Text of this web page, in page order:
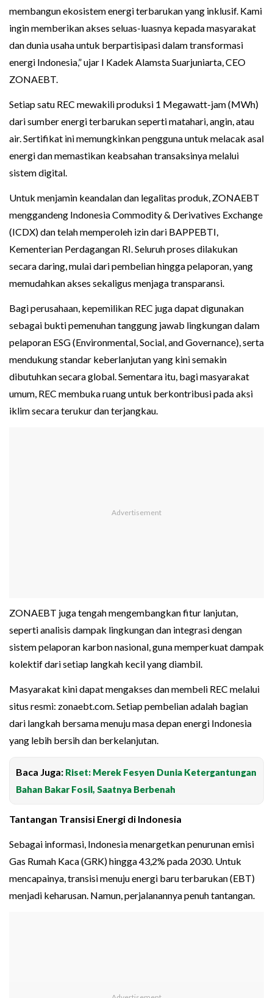
membangun ekosistem energi terbarukan yang inklusif. Kami
ingin memberikan akses seluas-luasnya kepada masyarakat
dan dunia usaha untuk berpartisipasi dalam transformasi
energi Indonesia,” ujar I Kadek Alamsta Suarjuniarta, CEO
ZONAEBT.
Setiap satu REC mewakili produksi 1 Megawatt-jam (MWh)
dari sumber energi terbarukan seperti matahari, angin, atau
air. Sertifikat ini memungkinkan pengguna untuk melacak asal
energi dan memastikan keabsahan transaksinya melalui
sistem digital.
Untuk menjamin keandalan dan legalitas produk, ZONAEBT
menggandeng Indonesia Commodity & Derivatives Exchange
(ICDX) dan telah memperoleh izin dari BAPPEBTI,
Kementerian Perdagangan RI. Seluruh proses dilakukan
secara daring, mulai dari pembelian hingga pelaporan, yang
memudahkan akses sekaligus menjaga transparansi.
Bagi perusahaan, kepemilikan REC juga dapat digunakan
sebagai bukti pemenuhan tanggung jawab lingkungan dalam
pelaporan ESG (Environmental, Social, and Governance), serta
mendukung standar keberlanjutan yang kini semakin
dibutuhkan secara global. Sementara itu, bagi masyarakat
umum, REC membuka ruang untuk berkontribusi pada aksi
iklim secara terukur dan terjangkau.
ZONAEBT juga tengah mengembangkan fitur lanjutan,
seperti analisis dampak lingkungan dan integrasi dengan
sistem pelaporan karbon nasional, guna memperkuat dampak
kolektif dari setiap langkah kecil yang diambil.
Masyarakat kini dapat mengakses dan membeli REC melalui
situs resmi: zonaebt.com. Setiap pembelian adalah bagian
dari langkah bersama menuju masa depan energi Indonesia
yang lebih bersih dan berkelanjutan.
Baca Juga: Riset: Merek Fesyen Dunia Ketergantungan
Bahan Bakar Fosil, Saatnya Berbenah
Tantangan Transisi Energi di Indonesia
Sebagai informasi, Indonesia menargetkan penurunan emisi
Gas Rumah Kaca (GRK) hingga 43,2% pada 2030. Untuk
mencapainya, transisi menuju energi baru terbarukan (EBT)
menjadi keharusan. Namun, perjalanannya penuh tantangan.